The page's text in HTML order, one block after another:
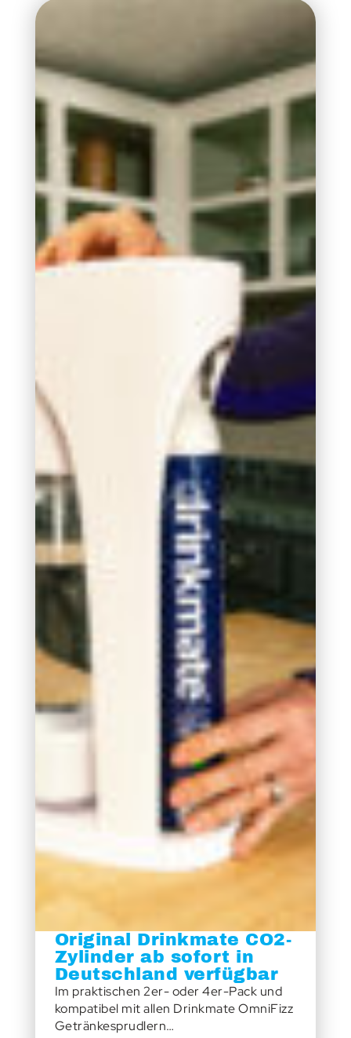
Original Drinkmate CO2-
Zylinder ab sofort in
Deutschland verfügbar
Im praktischen 2er- oder 4er-Pack und
kompatibel mit allen Drinkmate OmniFizz
Getränkesprudlern…